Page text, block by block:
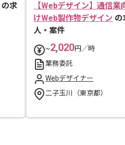
の求
【Webデザイン】通信業
けWeb製作物デザイン の
人・案件
~2,020円／時
業務委託
Webデザイナー
二子玉川（東京都）